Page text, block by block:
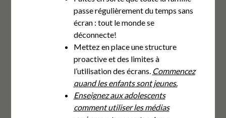
passe régulièrement du temps sans
écran : tout le monde se
déconnecte!
Mettez en place une structure
proactive et des limites à
l’utilisation des écrans. Commencez
quand les enfants sont jeunes.
Enseignez aux adolescents
comment utiliser les médias